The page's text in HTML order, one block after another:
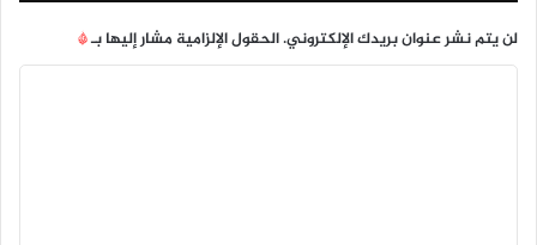
لن يتم نشر عنوان بريدك الإلكتروني.الحقول الإلزامية مشار إليها بـ*